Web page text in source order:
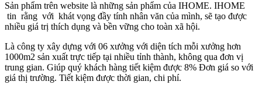
Sản phẩm trên website là những sản phẩm của IHOME. IHOME
tin rằng với khát vọng đầy tính nhân văn của mình, sẽ tạo được
nhiều giá trị thích dụng và bền vững cho toàn xã hội.
Là công ty xây dựng với 06 xưởng với diện tích mỗi xưởng hơn
1000m2 sản xuất trực tiếp tại nhiều tỉnh thành, không qua đơn vị
trung gian. Giúp quý khách hàng tiết kiệm được 8% Đơn giá so với
giá thị trường. Tiết kiệm được thời gian, chi phí.